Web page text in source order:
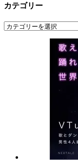
カテゴリー
カ